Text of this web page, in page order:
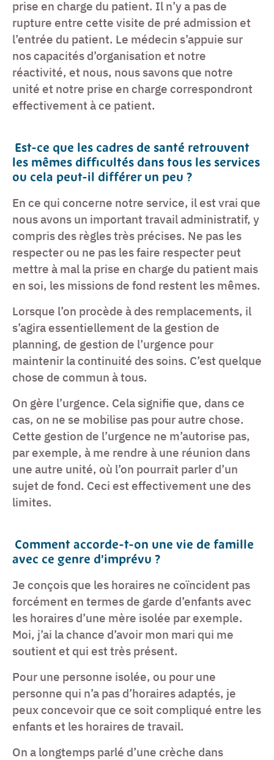
prise en charge du patient. Il n’y a pas de
rupture entre cette visite de pré admission et
l’entrée du patient. Le médecin s’appuie sur
nos capacités d’organisation et notre
réactivité, et nous, nous savons que notre
unité et notre prise en charge correspondront
effectivement à ce patient.
Est-ce que les cadres de santé retrouvent
les mêmes difficultés dans tous les services
ou cela peut-il différer un peu ?
En ce qui concerne notre service, il est vrai que
nous avons un important travail administratif, y
compris des règles très précises. Ne pas les
respecter ou ne pas les faire respecter peut
mettre à mal la prise en charge du patient mais
en soi, les missions de fond restent les mêmes.
Lorsque l’on procède à des remplacements, il
s’agira essentiellement de la gestion de
planning, de gestion de l’urgence pour
maintenir la continuité des soins. C’est quelque
chose de commun à tous.
On gère l’urgence. Cela signifie que, dans ce
cas, on ne se mobilise pas pour autre chose.
Cette gestion de l’urgence ne m’autorise pas,
par exemple, à me rendre à une réunion dans
une autre unité, où l’on pourrait parler d’un
sujet de fond. Ceci est effectivement une des
limites.
Comment accorde-t-on une vie de famille
avec ce genre d’imprévu ?
Je conçois que les horaires ne coïncident pas
forcément en termes de garde d’enfants avec
les horaires d’une mère isolée par exemple.
Moi, j’ai la chance d’avoir mon mari qui me
soutient et qui est très présent.
Pour une personne isolée, ou pour une
personne qui n’a pas d’horaires adaptés, je
peux concevoir que ce soit compliqué entre les
enfants et les horaires de travail.
On a longtemps parlé d’une crèche dans